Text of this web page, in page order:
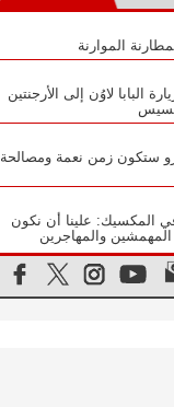
الموارنة
البابا لاوُن إلى الأرجنتين
ستكون زمن نعمة ومصالحة
في المكسيك: علينا أن نكون
والمهاجرين
عشر للشباب في أسيزي: